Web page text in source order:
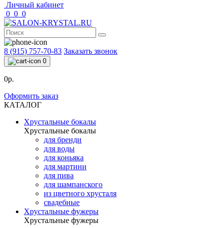
Личный кабинет
0 0 0
8 (915) 757-70-83 Заказать звонок
0
0р.
Оформить заказ
КАТАЛОГ
Хрустальные бокалы
Хрустальные бокалы
для бренди
для воды
для коньяка
для мартини
для пива
для шампанского
из цветного хрусталя
свадебные
Хрустальные фужеры
Хрустальные фужеры